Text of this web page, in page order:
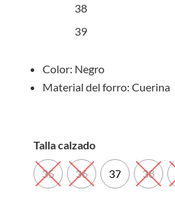
38
39
Color: Negro
Material del forro: Cuerina
Talla calzado
35 36 37 38